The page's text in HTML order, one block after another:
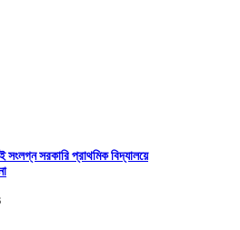
সংলগ্ন সরকারি প্রাথমিক বিদ্যালয়ে